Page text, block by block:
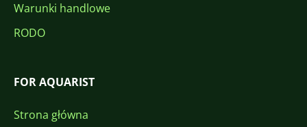
Warunki handlowe
RODO
FOR AQUARIST
Strona główna